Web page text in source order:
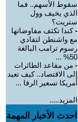
سقوط الأسهم.. فما
الذي يخيف وول
ستريت؟
-كندا تكثف مفاوضاتها
مع واشنطن لتفادي
رسوم ترامب البالغة
50% ...
- من مقاعد الطائرات
إلى الاقتصاد.. كيف تعيد
أمريكا تسعير الرفا ...
المزيد.....
احدث الأخبار المهمة